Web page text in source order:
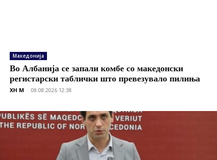
Македонија
Во Албанија се запали комбе со македонски
регистарски таблички што превезувало пилиња
XH M - 08.08.2026 12:38